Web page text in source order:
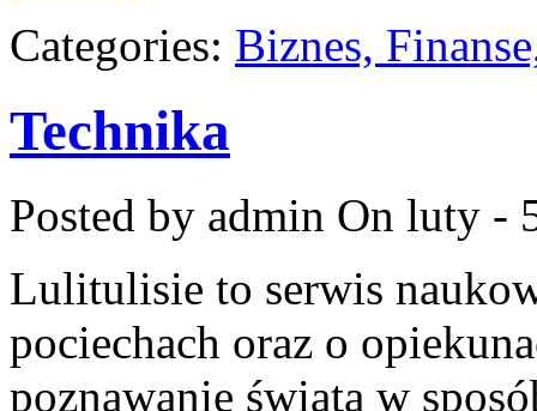
Categories: Biznes,
Technika
Posted by admin On luty -
Lulitulisie to serwis
pociechach oraz o
poznawanie świata w